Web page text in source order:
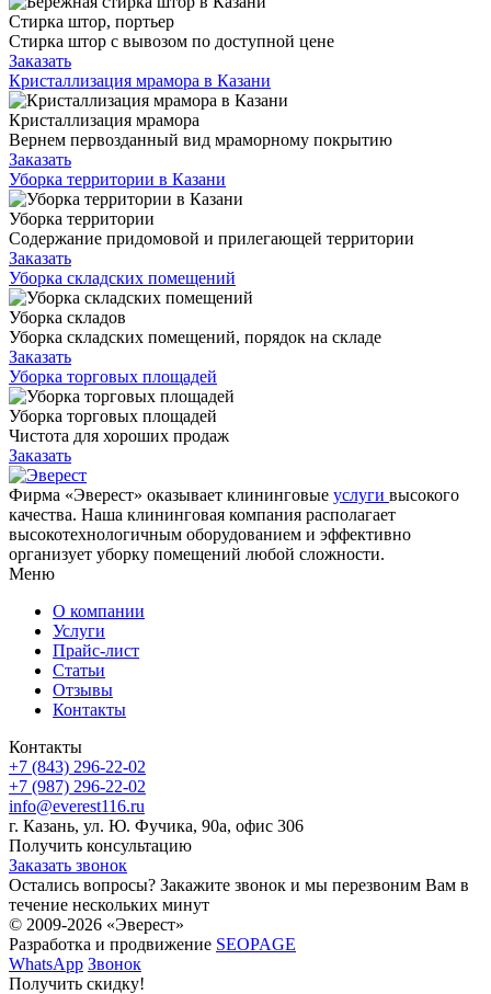
Стирка штор, портьер
Стирка штор с вывозом по доступной цене
Заказать
Кристаллизация мрамора в Казани
Кристаллизация мрамора
Вернем первозданный вид мраморному покрытию
Заказать
Уборка территории в Казани
Уборка территории
Содержание придомовой и прилегающей территории
Заказать
Уборка складских помещений
Уборка складов
Уборка складских помещений, порядок на складе
Заказать
Уборка торговых площадей
Уборка торговых площадей
Чистота для хороших продаж
Заказать
Фирма «Эверест» оказывает клининговые услуги высокого
качества. Наша клининговая компания располагает
высокотехнологичным оборудованием и эффективно
организует уборку помещений любой сложности.
Меню
О компании
Услуги
Прайс-лист
Cтатьи
Отзывы
Контакты
Контакты
+7 (843) 296-22-02
+7 (987) 296-22-02
info@everest116.ru
г. Казань, ул. Ю. Фучика, 90а, офис 306
Получить консультацию
Заказать звонок
Остались вопросы? Закажите звонок и мы перезвоним Вам в
течение нескольких минут
© 2009-2026 «Эверест»
Разработка и продвижение SEOPAGE
WhatsApp Звонок
Получить скидку!